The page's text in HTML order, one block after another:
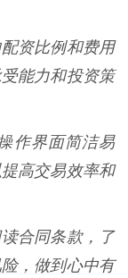
资比例和费用
能力和投资策
作界面简洁易
高交易效率和
合同条款，了
，做到心中有